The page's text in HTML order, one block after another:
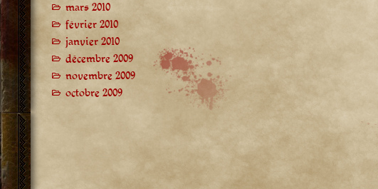
mars 2010
février 2010
janvier 2010
décembre 2009
novembre 2009
octobre 2009